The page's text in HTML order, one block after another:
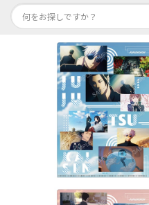
Dr.STONE STONE
映画ちいかわ
じゅじゅフェス 2026
薬屋のひとりごと 夏の園